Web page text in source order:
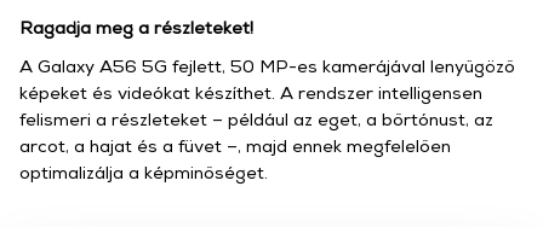
Ragadja meg a részleteket!
A Galaxy A56 5G fejlett, 50 MP-es kamerájával lenyűgöző
képeket és videókat készíthet. A rendszer intelligensen
felismeri a részleteket – például az eget, a bőrtónust, az
arcot, a hajat és a füvet –, majd ennek megfelelően
optimalizálja a képminőséget.